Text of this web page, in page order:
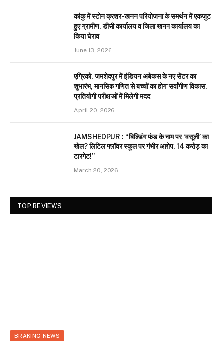
कांकु में स्टोन क्रशर-खनन परियोजना के समर्थन में एकजुट
हुए ग्रामीण, डीसी कार्यालय व जिला खनन कार्यालय का
किया घेराव
June 13, 2026
एग्रिको, जमशेदपुर में इंडियन अबेकस के नए सेंटर का
शुभारंभ, मानसिक गणित से बच्चों का होगा सर्वांगीण विकास,
प्रतियोगी परीक्षाओं में मिलेगी मदद
April 20, 2026
JAMSHEDPUR : “बिल्डिंग फंड के नाम पर ‘वसूली’ का
खेल? लिटिल फ्लॉवर स्कूल पर गंभीर आरोप, 14 करोड़ का
टारगेट!”
March 20, 2026
TOP REVIEWS
BRAKING NEWS